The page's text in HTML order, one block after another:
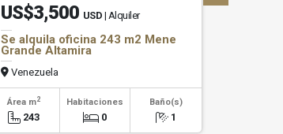
US$3,500 USD | Alquiler
Se alquila oficina 243 m2 Mene
Grande Altamira
Venezuela
Área m2
243
Habitaciones
0
Baño(s)
1